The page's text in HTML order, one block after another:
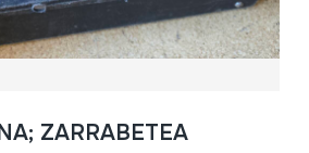
ZARRABETEA